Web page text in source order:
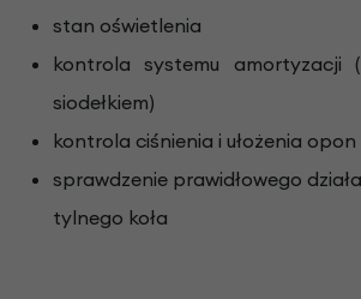
stan oświetlenia
kontrola systemu amortyzacji
siodełkiem)
kontrola ciśnienia i ułożenia opon
sprawdzenie prawidłowego
tylnego koła